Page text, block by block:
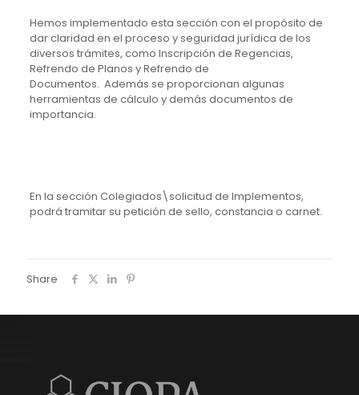
Hemos implementado esta sección con el propósito de
dar claridad en el proceso y seguridad jurídica de los
diversos trámites, como Inscripción de Regencias,
Refrendo de Planos y Refrendo de
Documentos. Además se proporcionan algunas
herramientas de cálculo y demás documentos de
importancia.
En la sección Colegiados\solicitud de Implementos,
podrá tramitar su petición de sello, constancia o carnet.
Share